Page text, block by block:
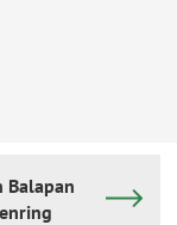
Balapan